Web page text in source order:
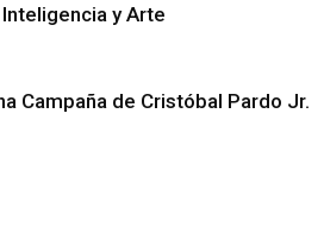
y Arte
Campaña de Cristóbal Pardo Jr.